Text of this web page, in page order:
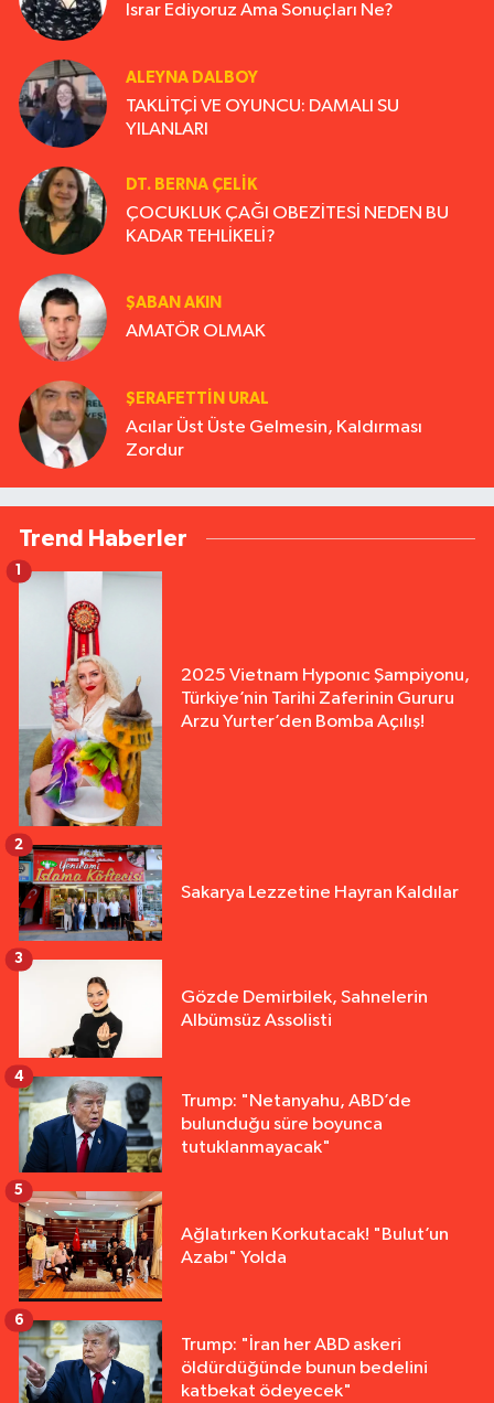
Israr Ediyoruz Ama Sonuçları Ne?
ALEYNA DALBOY
TAKLİTÇİ VE OYUNCU: DAMALI SU
YILANLARI
DT. BERNA ÇELIK
ÇOCUKLUK ÇAĞI OBEZİTESİ NEDEN BU
KADAR TEHLİKELİ?
ŞABAN AKIN
AMATÖR OLMAK
ŞERAFETTIN URAL
Acılar Üst Üste Gelmesin, Kaldırması
Zordur
Trend Haberler
2025 Vietnam Hyponıc Şampiyonu,
Türkiye’nin Tarihi Zaferinin Gururu
Arzu Yurter’den Bomba Açılış!
1
Sakarya Lezzetine Hayran Kaldılar
2
Gözde Demirbilek, Sahnelerin
Albümsüz Assolisti
3
Trump: "Netanyahu, ABD’de
bulunduğu süre boyunca
tutuklanmayacak"
4
Ağlatırken Korkutacak! "Bulut’un
Azabı" Yolda
5
Trump: "İran her ABD askeri
öldürdüğünde bunun bedelini
katbekat ödeyecek"
6